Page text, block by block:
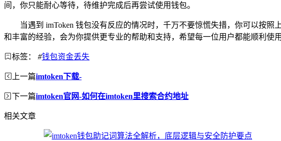
间，你只能耐心等待，待维护完成后再尝试使用钱包。
当遇到 imToken 钱包没有反应的情况时，千万不要惊慌失措，你可以按
和丰富的经验，会为你提供更专业的帮助和支持，希望每一位用户都能顺利使
标签： #钱包资金丢失
上一篇imtoken下载-
下一篇imtoken官网-如何在imtoken里搜索合约地址
相关文章